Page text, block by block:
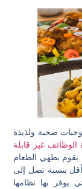
مع الاستمتاع بوجبات صحية ولذيذة
الوظائف غير قابلة
يقوم بطهي الطعام
بنسبة تصل إلى
يوفر بها نظامها